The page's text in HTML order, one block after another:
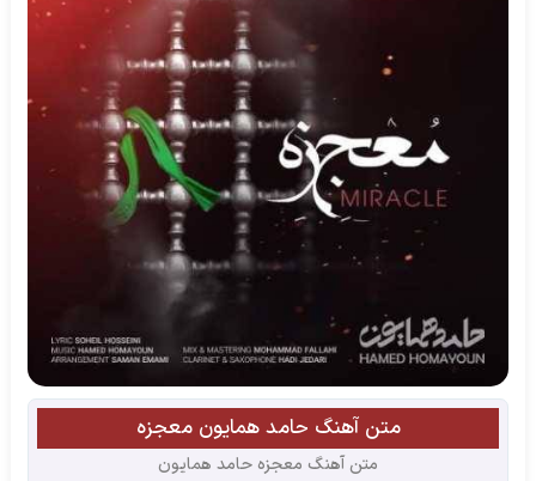
متن آهنگ حامد همایون معجزه
متن آهنگ معجزه حامد همایون